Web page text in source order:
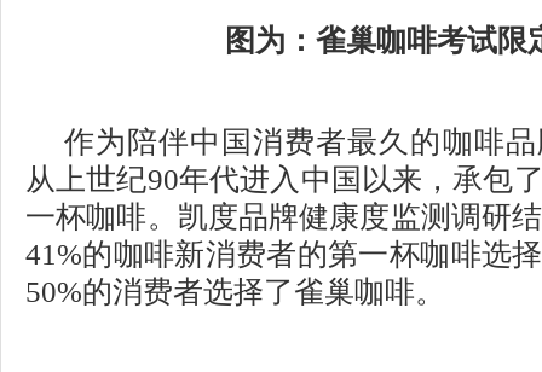
图为：雀巢咖啡考试限
作为陪伴中国消费者最久的咖啡
从上世纪90年代进入中国以来，承包
一杯咖啡。凯度品牌健康度监测调研
41%的咖啡新消费者的第一杯咖啡选
50%的消费者选择了雀巢咖啡。